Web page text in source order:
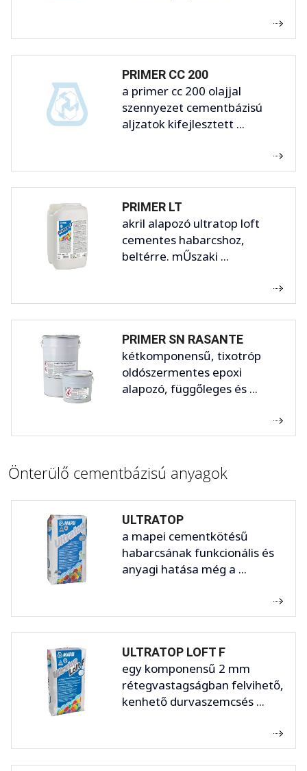
PRIMER CC 200
a primer cc 200 olajjal
szennyezet cementbázisú
aljzatok kifejlesztett ...
PRIMER LT
akril alapozó ultratop loft
cementes habarcshoz,
beltérre. mŰszaki ...
PRIMER SN RASANTE
kétkomponensű, tixotróp
oldószermentes epoxi
alapozó, függőleges és ...
Önterülő cementbázisú anyagok
ULTRATOP
a mapei cementkötésű
habarcsának funkcionális és
anyagi hatása még a ...
ULTRATOP LOFT F
egy komponensű 2 mm
rétegvastagságban felvihető,
kenhető durvaszemcsés ...